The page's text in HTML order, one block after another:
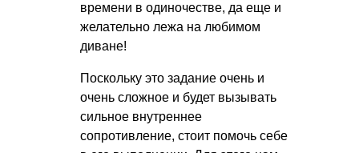
времени в одиночестве, да еще и
желательно лежа на любимом
диване!
Поскольку это задание очень и
очень сложное и будет вызывать
сильное внутреннее
сопротивление, стоит помочь себе